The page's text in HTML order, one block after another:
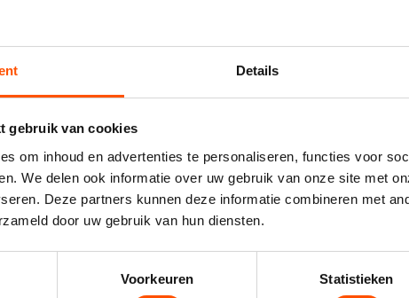
Details
gebruik van cookies
om inhoud en advertenties te personaliseren, functies voor
We delen ook informatie over uw gebruik van onze site met
Deze partners kunnen deze informatie combineren met
door uw gebruik van hun diensten.
Voorkeuren Statistieken
met het C-rijbewijs. Je mag namelijk een vrachtwagen
Doordat je meer met het CE-rijbewijs mag, is de
je kunt starten
aan enkele criteria’s voldoen, dit zijn de criteria’s:
code 95
, anders 21 jaar).
gecertificeerde arts halen.
theorie-examen hebben gedaan en gehaald.
rijschool, deze rijschool is gespecialiseerd in het C- en CE-
met de praktijklessen.
rijbewijs dan gemiddeld